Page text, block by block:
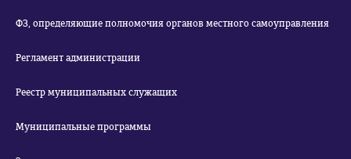
ФЗ, определяющие полномочия органов местного самоуправления
Регламент администрации
Реестр муниципальных служащих
Муниципальные программы